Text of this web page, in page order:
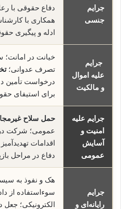
جرایم
جنسی
دفاع حقوقی با
همکاری با
ادله و پیگیری
جرایم
علیه اموال
و مالکیت
خیانت در
تصرف عدوانی؛
درخواست تأمین
برای استیفای
جرایم علیه
امنیت و
آسایش
عمومی
حمل سلاح
عمومی؛ شرکت در
اقدامات
دفاع در مراحل
جرایم
رایانه‌ای و
هک و نفوذ به
سوء‌استفاده از
الکترونیکی؛ جعل